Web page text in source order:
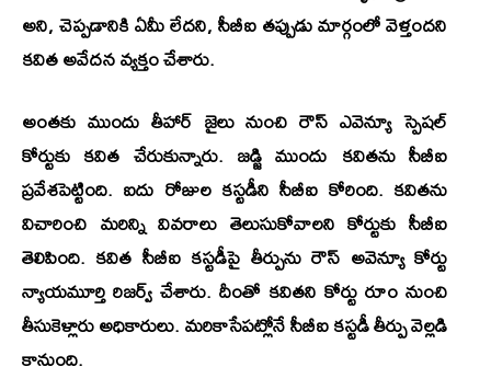
అని, చెప్పడానికి ఏమీ లేదని, సీబీఐ తప్పుడు మార్గంలో వెళ్తందని
కవిత అవేదన వ్యక్తం చేశారు.
అంతకు ముందు తీహార్ జైలు నుంచి రౌస్ ఎవెన్యూ స్పెషల్
కోర్టుకు కవిత చేరుకున్నారు. జడ్జి ముందు కవితను సీబీఐ
ప్రవేశపెట్టింది. ఐదు రోజుల కస్టడీని సీబీఐ కోరింది. కవితను
విచారించి మరిన్ని వివరాలు తెలుసుకోవాలని కోర్టుకు సీబీఐ
తెలిపింది. కవిత సీబీఐ కస్టడీపై తీర్పును రౌస్ అవెన్యూ కోర్టు
న్యాయమూర్తి రిజర్వ్ చేశారు. దీంతో కవితని కోర్టు రూం నుంచి
తీసుకెళ్లారు అధికారులు. మరికాసేపట్లోనే సీబీఐ కస్టడీ తీర్పు వెల్లడి
కానుంది.